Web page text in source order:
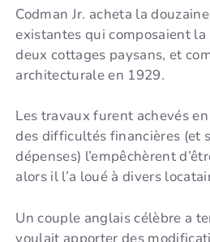
Codman Jr. acheta la
existantes qui composaient
deux cottages paysans, et
architecturale en 1929.
Les travaux furent achevés
des difficultés financières (et
dépenses) l’empêchèrent
alors il l’a loué à divers
Un couple anglais célèbre a